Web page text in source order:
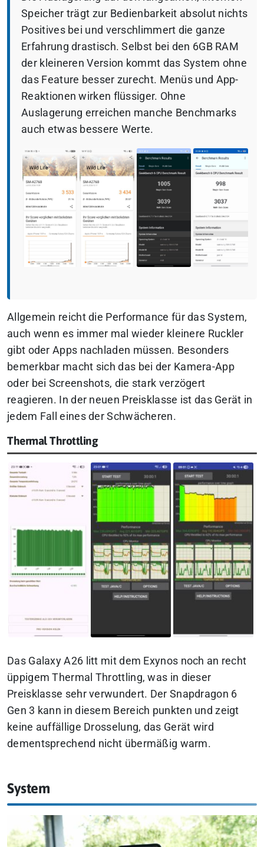
Speicher trägt zur Bedienbarkeit absolut nichts
Positives bei und verschlimmert die ganze
Erfahrung drastisch. Selbst bei den 6GB RAM
der kleineren Version kommt das System ohne
das Feature besser zurecht. Menüs und App-
Reaktionen wirken flüssiger. Ohne
Auslagerung erreichen manche Benchmarks
auch etwas bessere Werte.
Allgemein reicht die Performance für das System,
auch wenn es immer mal wieder kleinere Ruckler
gibt oder Apps nachladen müssen. Besonders
bemerkbar macht sich das bei der Kamera-App
oder bei Screenshots, die stark verzögert
reagieren. In der neuen Preisklasse ist das Gerät in
jedem Fall eines der Schwächeren.
Thermal Throttling
Das Galaxy A26 litt mit dem Exynos noch an recht
üppigem Thermal Throttling, was in dieser
Preisklasse sehr verwundert. Der Snapdragon 6
Gen 3 kann in diesem Bereich punkten und zeigt
keine auffällige Drosselung, das Gerät wird
dementsprechend nicht übermäßig warm.
System